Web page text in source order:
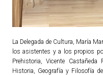
TURISMO
Qué ver
Fiestas
La Delegada de Cultura, María
los asistentes y a los propios
Prehistoria, Vicente Castañeda
Historia, Geografía y Filosofía